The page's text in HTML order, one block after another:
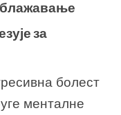
за
болест
менталне